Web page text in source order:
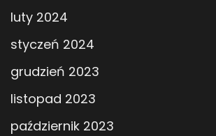
luty 2024
styczeń 2024
grudzień 2023
listopad 2023
październik 2023